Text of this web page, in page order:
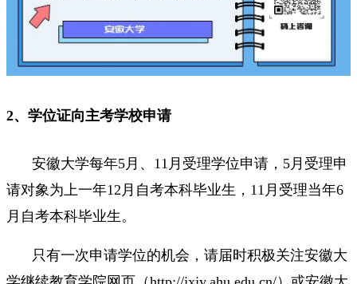
2、学位证向主考学校申请
安徽大学每年5月、11月受理学位申请，5月受理申
请对象为上一年12月自考本科毕业生，11月受理当年6
月自考本科毕业生。
只有一次申请学位的机会，请届时积极关注安徽大